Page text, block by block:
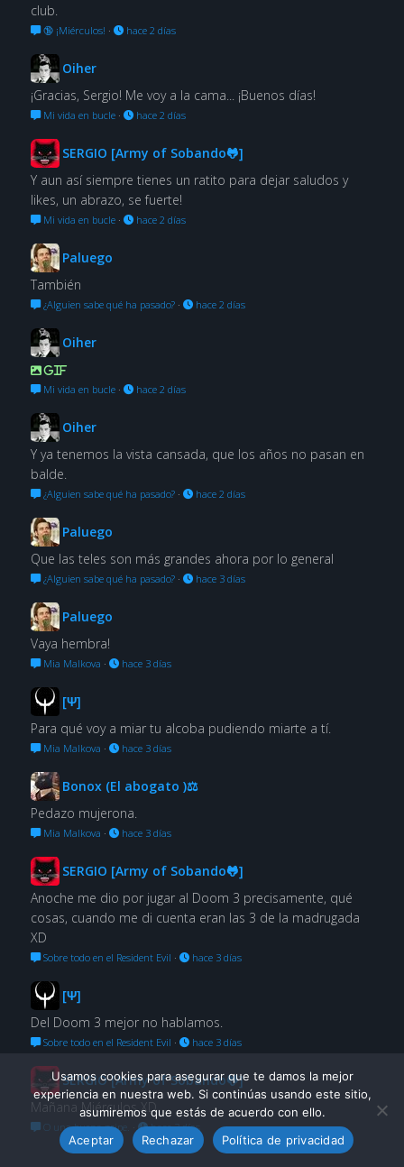
club.
🔞 ¡Miérculos! · hace 2 días
Oiher
¡Gracias, Sergio! Me voy a la cama... ¡Buenos días!
Mi vida en bucle· hace 2 días
SERGIO [Army of Sobando🐸]
Y aun así siempre tienes un ratito para dejar saludos y
likes, un abrazo, se fuerte!
Mi vida en bucle· hace 2 días
Paluego
También
¿Alguien sabe qué ha pasado?· hace 2 días
Oiher
GIF
Mi vida en bucle· hace 2 días
Oiher
Y ya tenemos la vista cansada, que los años no pasan en
balde.
¿Alguien sabe qué ha pasado?· hace 2 días
Paluego
Que las teles son más grandes ahora por lo general
¿Alguien sabe qué ha pasado?· hace 3 días
Paluego
Vaya hembra!
Mia Malkova · hace 3 días
[Ψ]
Para qué voy a miar tu alcoba pudiendo miarte a tí.
Mia Malkova · hace 3 días
Bonox (El abogato )⚖
Pedazo mujerona.
Mia Malkova · hace 3 días
SERGIO [Army of Sobando🐸]
Anoche me dio por jugar al Doom 3 precisamente, qué
cosas, cuando me di cuenta eran las 3 de la madrugada
XD
Sobre todo en el Resident Evil · hace 3 días
[Ψ]
Del Doom 3 mejor no hablamos.
Sobre todo en el Resident Evil · hace 3 días
SERGIO [Army of Sobando🐸]
Mañana Miérculos XD
O una buena gripe. · hace 3 días
Usamos cookies para asegurar que te damos la mejor
experiencia en nuestra web. Si continúas usando este sitio,
asumiremos que estás de acuerdo con ello.
Aceptar
Rechazar Política de privacidad